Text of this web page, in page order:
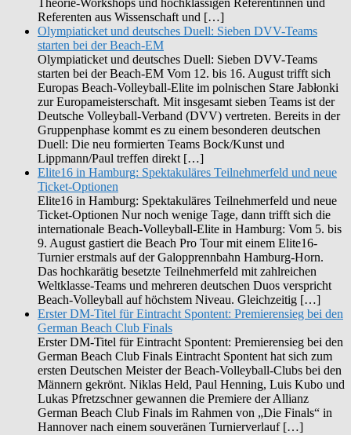
Theorie-Workshops und hochklassigen Referentinnen und
Referenten aus Wissenschaft und […]
Olympiaticket und deutsches Duell: Sieben DVV-Teams
starten bei der Beach-EM
Olympiaticket und deutsches Duell: Sieben DVV-Teams
starten bei der Beach-EM Vom 12. bis 16. August trifft sich
Europas Beach-Volleyball-Elite im polnischen Stare Jabłonki
zur Europameisterschaft. Mit insgesamt sieben Teams ist der
Deutsche Volleyball-Verband (DVV) vertreten. Bereits in der
Gruppenphase kommt es zu einem besonderen deutschen
Duell: Die neu formierten Teams Bock/Kunst und
Lippmann/Paul treffen direkt […]
Elite16 in Hamburg: Spektakuläres Teilnehmerfeld und neue
Ticket-Optionen
Elite16 in Hamburg: Spektakuläres Teilnehmerfeld und neue
Ticket-Optionen Nur noch wenige Tage, dann trifft sich die
internationale Beach-Volleyball-Elite in Hamburg: Vom 5. bis
9. August gastiert die Beach Pro Tour mit einem Elite16-
Turnier erstmals auf der Galopprennbahn Hamburg-Horn.
Das hochkarätig besetzte Teilnehmerfeld mit zahlreichen
Weltklasse-Teams und mehreren deutschen Duos verspricht
Beach-Volleyball auf höchstem Niveau. Gleichzeitig […]
Erster DM-Titel für Eintracht Spontent: Premierensieg bei den
German Beach Club Finals
Erster DM-Titel für Eintracht Spontent: Premierensieg bei den
German Beach Club Finals Eintracht Spontent hat sich zum
ersten Deutschen Meister der Beach-Volleyball-Clubs bei den
Männern gekrönt. Niklas Held, Paul Henning, Luis Kubo und
Lukas Pfretzschner gewannen die Premiere der Allianz
German Beach Club Finals im Rahmen von „Die Finals“ in
Hannover nach einem souveränen Turnierverlauf […]